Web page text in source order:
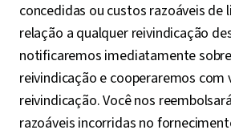
concedidas ou custos razoáveis de
relação a qualquer reivindicação
notificaremos imediatamente
reivindicação e cooperaremos com
reivindicação. Você nos
razoáveis incorridas no